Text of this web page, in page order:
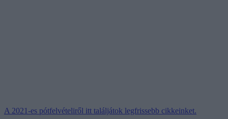
A 2021-es pótfelvételiről itt találjátok legfrissebb cikkeinket.